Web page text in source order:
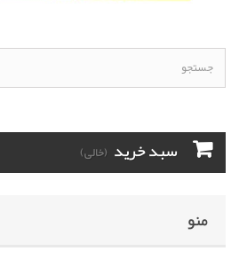
سبد خرید (خالی)
منو